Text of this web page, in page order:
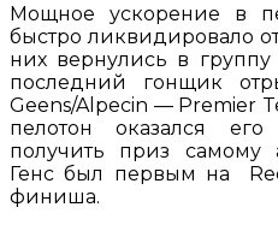
Мощное ускорение в
быстро ликвидировало
них вернулись в
последний гонщик
Geens/Alpecin — Premier
пелотон оказался
получить приз самому
Генс был первым на
финиша.